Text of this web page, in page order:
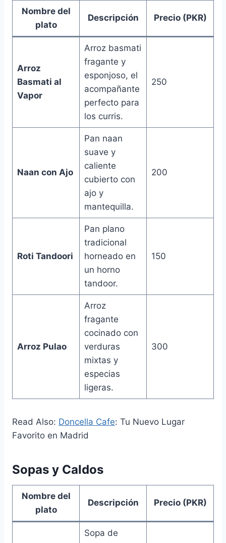
Nombre del
plato
Descripción Precio (PKR)
Arroz
Basmati al
Vapor
Arroz basmati
fragante y
esponjoso, el
acompañante
perfecto para
los curris.
250
Naan con Ajo
Pan naan
suave y
caliente
cubierto con
ajo y
mantequilla.
200
Roti Tandoori
Pan plano
tradicional
horneado en
un horno
tandoor.
150
Arroz Pulao
Arroz
fragante
cocinado con
verduras
mixtas y
especias
ligeras.
300
Read Also: Doncella Cafe: Tu Nuevo Lugar
Favorito en Madrid
Sopas y Caldos
Nombre del
plato
Descripción Precio (PKR)
Sopa de